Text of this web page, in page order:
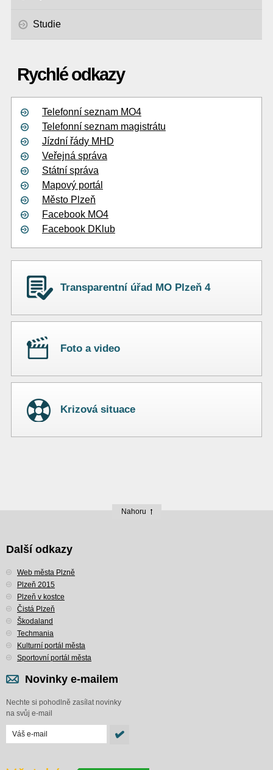
Studie
Rychlé odkazy
Telefonní seznam MO4
Telefonní seznam magistrátu
Jízdní řády MHD
Veřejná správa
Státní správa
Mapový portál
Město Plzeň
Facebook MO4
Facebook DKlub
Transparentní úřad MO Plzeň 4
Foto a video
Krizová situace
Nahoru
Další odkazy
Web města Plzně
Plzeň 2015
Plzeň v kostce
Čistá Plzeň
Škodaland
Techmania
Kulturní portál města
Sportovní portál města
Novinky e-mailem
Nechte si pohodlně zasílat novinky
na svůj e-mail